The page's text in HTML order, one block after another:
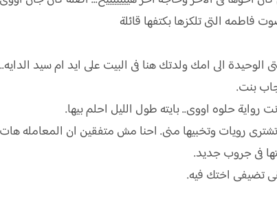
فاطمه التى تلكزها بكتفها قائلة
الوحيدة الى امك ولدتك هنا فى البيت على ايد ام سيد
بنت.
رواية حلوه اووى.. بايته طول الليل احلم بيها.
رويات وتخبيها منى. احنا مش متفقين ان المعامله
فى جروب جديد.
تضيفى اختك فيه.